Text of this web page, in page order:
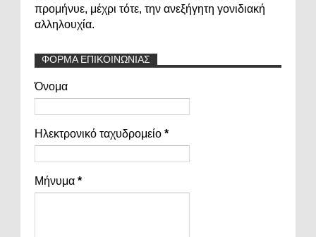
προμήνυε, μέχρι τότε, την ανεξήγητη γονιδιακή
αλληλουχία.
ΦΟΡΜΑ ΕΠΙΚΟΙΝΩΝΙΑΣ
Όνομα
Ηλεκτρονικό ταχυδρομείο *
Μήνυμα *